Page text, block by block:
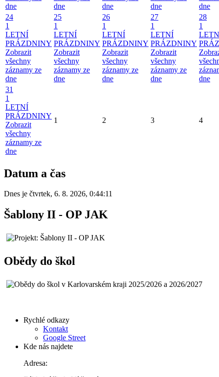
dne
dne
dne
dne
dne
24
1
LETNÍ
PRÁZDNINY
Zobrazit
všechny
záznamy ze
dne
25
1
LETNÍ
PRÁZDNINY
Zobrazit
všechny
záznamy ze
dne
26
1
LETNÍ
PRÁZDNINY
Zobrazit
všechny
záznamy ze
dne
27
1
LETNÍ
PRÁZDNINY
Zobrazit
všechny
záznamy ze
dne
28
1
dne
31
1
LETNÍ
PRÁZDNINY
Zobrazit
všechny
záznamy ze
dne
1 2 3 4
Datum a čas
Dnes je čtvrtek, 6. 8. 2026, 0:44:11
Šablony II - OP JAK
Obědy do škol
Rychlé odkazy
Kontakt
Google Street
Kde nás najdete
Adresa: